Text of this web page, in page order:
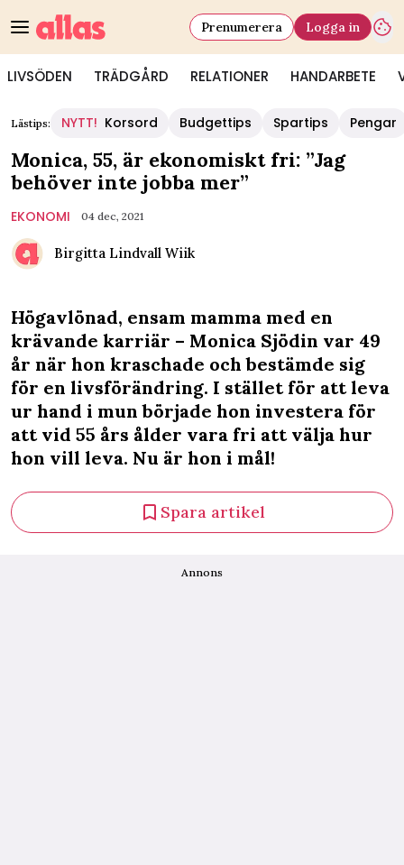
LIVSÖDEN TRÄDGÅRD RELATIONER HANDARBETE
Prenumerera Logga in
Lästips: NYTT! Korsord Budgettips Spartips Pengar
Monica, 55, är ekonomiskt fri: ”Jag
behöver inte jobba mer”
EKONOMI 04 dec, 2021
Birgitta Lindvall Wiik
Högavlönad, ensam mamma med en
krävande karriär – Monica Sjödin var 49
år när hon kraschade och bestämde sig
för en livsförändring. I stället för att leva
ur hand i mun började hon investera för
att vid 55 års ålder vara fri att välja hur
hon vill leva. Nu är hon i mål!
Spara artikel
Annons